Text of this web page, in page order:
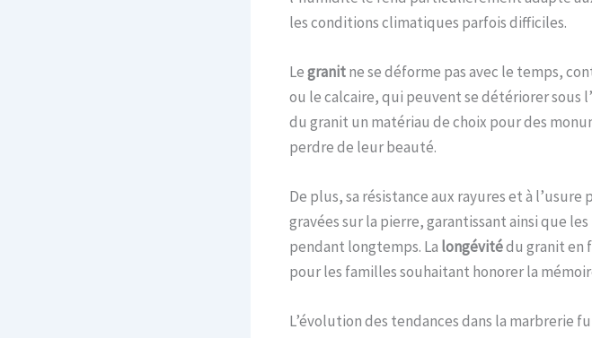
les conditions climatiques parfois difficiles.
Legranitne se déforme pas avec le temps,
ou le calcaire, qui peuvent se détériorer sous
du granit un matériau de choix pour des
perdre de leur beauté.
De plus, sa résistance aux rayures et à
gravées sur la pierre, garantissant ainsi que
pendant longtemps. La longévitédu granit en
pour les familles souhaitant honorer la
L’évolution des tendances dans la marbrerie